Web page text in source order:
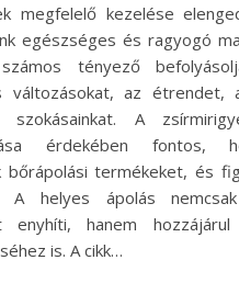
megfelelő kezelése
egészséges és ragyogó
tényező
változásokat, az
szokásainkat. A
érdekében fontos,
bőrápolási termékeket, és
A helyes ápolás
enyhíti, hanem
is. A cikk…